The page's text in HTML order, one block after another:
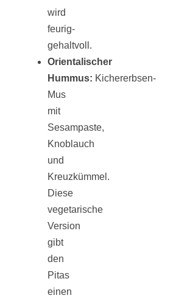
wird
feurig-
gehaltvoll.
Orientalischer
Hummus: Kichererbsen-
Mus
mit
Sesampaste,
Knoblauch
und
Kreuzkümmel.
Diese
vegetarische
Version
gibt
den
Pitas
einen